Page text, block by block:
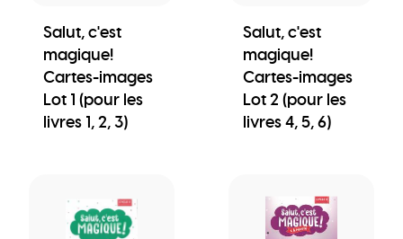
Salut, c'est
magique!
Cartes-images
Lot 1 (pour les
livres 1, 2, 3)
Salut, c'est
magique!
Cartes-images
Lot 2 (pour les
livres 4, 5, 6)